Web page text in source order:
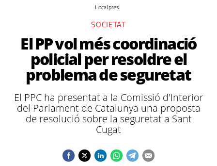
Localpres
SOCIETAT
El PP vol més coordinació
policial per resoldre el
problema de seguretat
El PPC ha presentat a la Comissió d'Interior
del Parlament de Catalunya una proposta
de resolució sobre la seguretat a Sant
Cugat